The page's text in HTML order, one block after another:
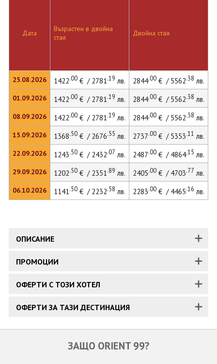
Дата
25.08.2026
01.09.2026
08.09.2026
15.09.2026
22.09.2026
29.09.2026
06.10.2026
Възрастен в двойна
стая
Двойна стая
1422.00€ / 2781.19 лв. 2844.00€ / 5562.38 лв.
1422.00€ / 2781.19 лв. 2844.00€ / 5562.38 лв.
1422.00€ / 2781.19 лв. 2844.00€ / 5562.38 лв.
1368.50€ / 2676.55 лв. 2737.00€ / 5353.11 лв.
1243.50€ / 2432.07 лв. 2487.00€ / 4864.15 лв.
1202.50€ / 2351.89 лв. 2405.00€ / 4703.77 лв.
1141.50€ / 2232.58 лв. 2283.00€ / 4465.16 лв.
ОПИСАНИЕ
ПРОМОЦИИ
ОФЕРТИ С ТОЗИ ХОТЕЛ
ОФЕРТИ ЗА ТАЗИ ДЕСТИНАЦИЯ
ЗАЩО ORIENT 99?